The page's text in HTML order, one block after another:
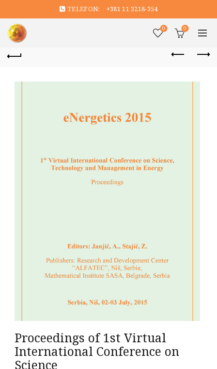
TELEFON: +381 11 3218-354
0 0
Proceedings of 1st Virtual
International Conference on
Science